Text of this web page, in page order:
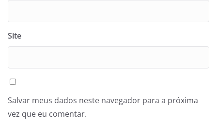
Site
Salvar meus dados neste navegador para a próxima
vez que eu comentar.